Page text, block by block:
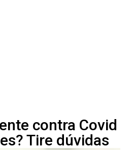
contra Covid
Tire dúvidas